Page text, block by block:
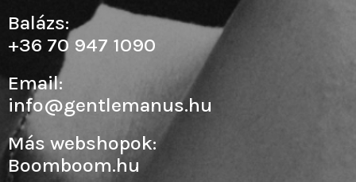
Balázs:
+36 70 947 1090
Email:
info@gentlemanus.hu
Más webshopok:
Boomboom.hu